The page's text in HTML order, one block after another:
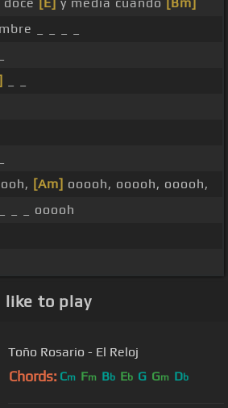
_ _ _ _
[Am] ooooh, ooooh, ooooh,
_ _ _ ooooh
like to play
Toño Rosario - El Reloj
Chords: Cm Fm Bb Eb G Gm Db